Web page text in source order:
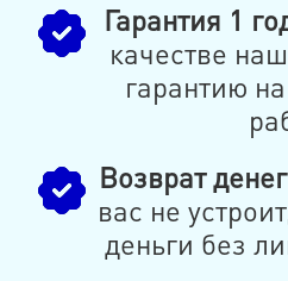
Гарантия 1
качестве
гарантию
Возврат
вас не
деньги без